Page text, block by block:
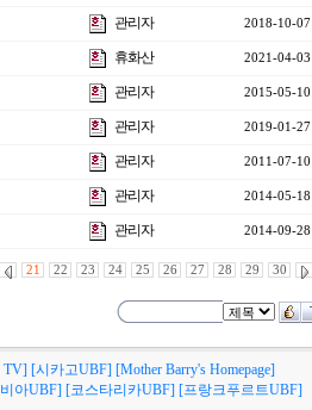
관리자 2018-10-07
휴화산 2021-04-03
관리자 2015-05-10
관리자 2019-01-27
관리자 2011-07-10
관리자 2014-05-18
관리자 2014-09-28
21 22 23 24 25 26 27 28 29 30
TV] [시카고UBF] [Mother Barry's Homepage]
아UBF] [코스타리카UBF] [프랑크푸르트UBF]